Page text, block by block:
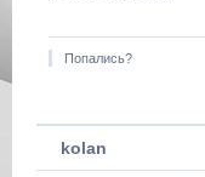
Попались?
kolan